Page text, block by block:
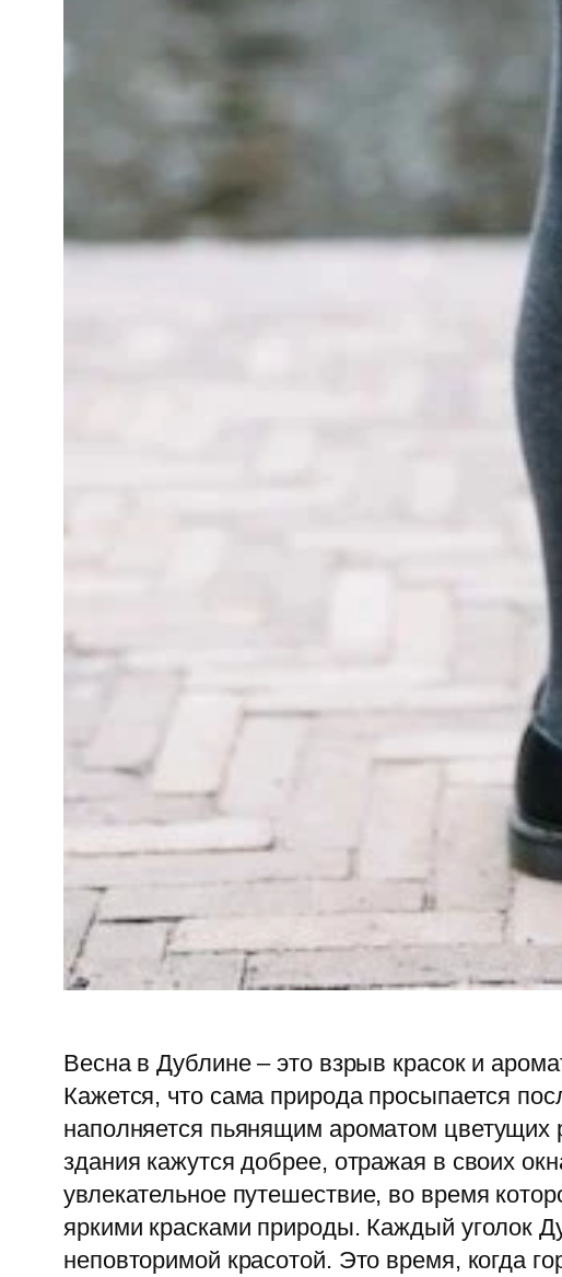
Весна в Дублине – это взрыв красок и
Кажется, что сама природа просыпается
наполняется пьянящим ароматом цветущих
здания кажутся добрее, отражая в своих
увлекательное путешествие, во время
яркими красками природы. Каждый уголок
неповторимой красотой. Это время, когда